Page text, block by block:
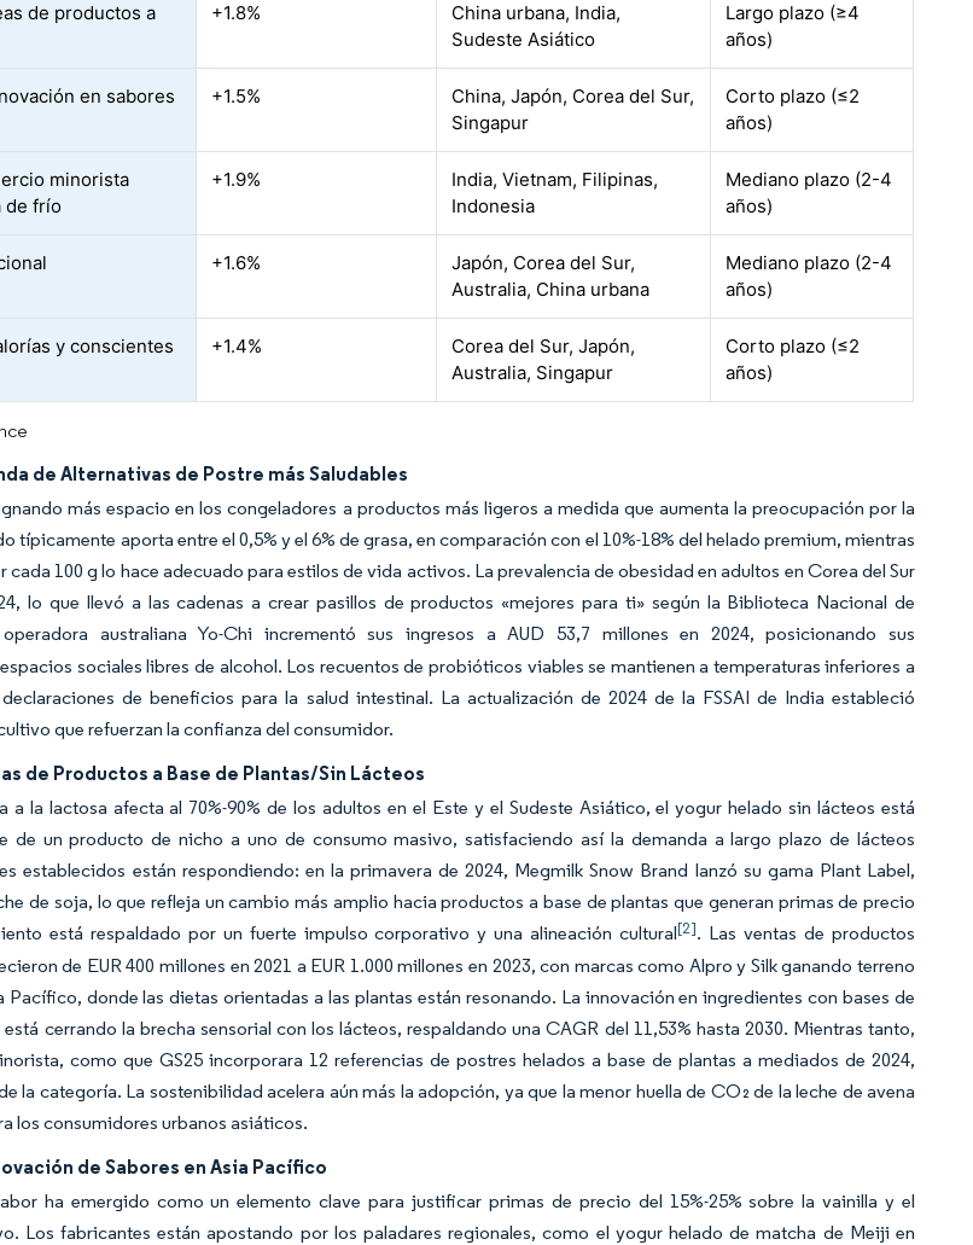
de productos a
+1.8%
China urbana, India,
Sudeste Asiático
Largo plazo (≥4
años)
en sabores +1.5%
China, Japón, Corea del Sur,
Singapur
Corto plazo (≤2
años)
minorista
de frío
+1.9%
India, Vietnam, Filipinas,
Indonesia
Mediano plazo (2-4
años)
+1.6%
Japón, Corea del Sur,
Australia, China urbana
Mediano plazo (2-4
años)
y conscientes
+1.4%
Corea del Sur, Japón,
Australia, Singapur
Corto plazo (≤2
años)
de Alternativas de Postre más Saludables
más espacio en los congeladores a productos más ligeros a medida que aumenta la preocupación por la
típicamente aporta entre el 0,5% y el 6% de grasa, en comparación con el 10%-18% del helado premium, mientras
cada 100 g lo hace adecuado para estilos de vida activos. La prevalencia de obesidad en adultos en Corea del Sur
lo que llevó a las cadenas a crear pasillos de productos «mejores para ti» según la Biblioteca Nacional de
australiana Yo-Chi incrementó sus ingresos a AUD 53,7 millones en 2024, posicionando sus
sociales libres de alcohol. Los recuentos de probióticos viables se mantienen a temperaturas inferiores a
de beneficios para la salud intestinal. La actualización de 2024 de la FSSAI de India estableció
que refuerzan la confianza del consumidor.
de Productos a Base de Plantas/Sin Lácteos
a la lactosa afecta al 70%-90% de los adultos en el Este y el Sudeste Asiático, el yogur helado sin lácteos está
de un producto de nicho a uno de consumo masivo, satisfaciendo así la demanda a largo plazo de lácteos
establecidos están respondiendo: en la primavera de 2024, Megmilk Snow Brand lanzó su gama Plant Label,
de soja, lo que refleja un cambio más amplio hacia productos a base de plantas que generan primas de precio
está respaldado por un fuerte impulso corporativo y una alineación cultural[2]. Las ventas de productos
de EUR 400 millones en 2021 a EUR 1.000 millones en 2023, con marcas como Alpro y Silk ganando terreno
Pacífico, donde las dietas orientadas a las plantas están resonando. La innovación en ingredientes con bases de
cerrando la brecha sensorial con los lácteos, respaldando una CAGR del 11,53% hasta 2030. Mientras tanto,
como que GS25 incorporara 12 referencias de postres helados a base de plantas a mediados de 2024,
la categoría. La sostenibilidad acelera aún más la adopción, ya que la menor huella de CO₂ de la leche de avena
los consumidores urbanos asiáticos.
de Sabores en Asia Pacífico
ha emergido como un elemento clave para justificar primas de precio del 15%-25% sobre la vainilla y el
Los fabricantes están apostando por los paladares regionales, como el yogur helado de matcha de Meiji en